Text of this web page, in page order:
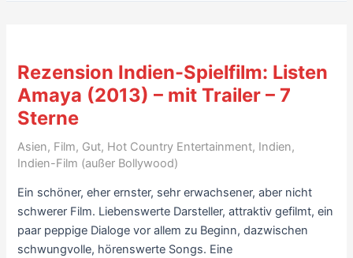
7
Sterne,
mit
Dhanush)
–
mit
Filme
die
indische
Glitzerwelt
Rezension Indien-Spielfilm: Listen
Amaya (2013) – mit Trailer – 7
Sterne
Asien, Film, Gut, Hot Country Entertainment, Indien,
Indien-Film (außer Bollywood)
Ein schöner, eher ernster, sehr erwachsener, aber nicht
schwerer Film. Liebenswerte Darsteller, attraktiv gefilmt, ein
paar peppige Dialoge vor allem zu Beginn, dazwischen
schwungvolle, hörenswerte Songs. Eine